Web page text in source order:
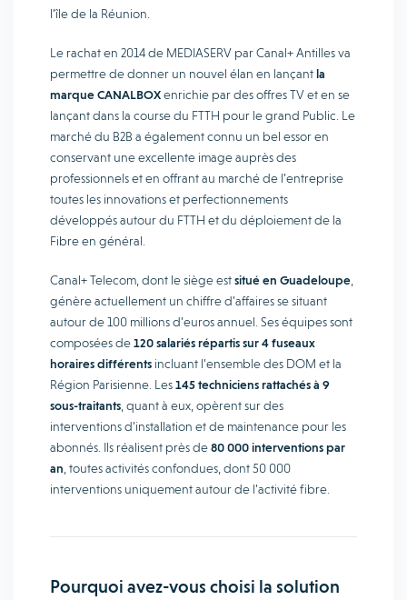
l’île de la Réunion.
Le rachat en 2014 de MEDIASERV par Canal+ Antilles va
permettre de donner un nouvel élan en lançantla
marque CANALBOXenrichie par des offres TV et en se
lançant dans la course du FTTH pour le grand Public. Le
marché du B2B a également connu un bel essor en
conservant une excellente image auprès des
professionnels et en offrant au marché de l’entreprise
toutes les innovations et perfectionnements
développés autour du FTTH et du déploiement de la
Fibre en général.
Canal+ Telecom, dont le siège estsitué en Guadeloupe,
génère actuellement un chiffre d’affaires se situant
autour de 100 millions d’euros annuel. Ses équipes sont
composées de120 salariés répartis sur 4 fuseaux
horaires différents incluant l’ensemble des DOM et la
Région Parisienne. Les145 techniciens rattachés à 9
sous-traitants, quant à eux, opèrent sur des
interventions d’installation et de maintenance pour les
abonnés. Ils réalisent près de80 000 interventions par
an, toutes activités confondues, dont 50 000
interventions uniquement autour de l’activité fibre.
Pourquoi avez-vous choisi la solution